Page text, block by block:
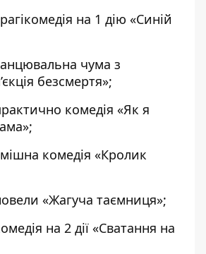
на 1 дію «Синій
чума з
безсмертя»;
комедія «Як я
комедія «Кролик
«Жагуча таємниця»;
на 2 дії «Сватання на